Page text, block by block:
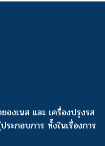
งเนส และ เครื่องปรุงรส
ระกอบการ ทั้งในเรื่องการ